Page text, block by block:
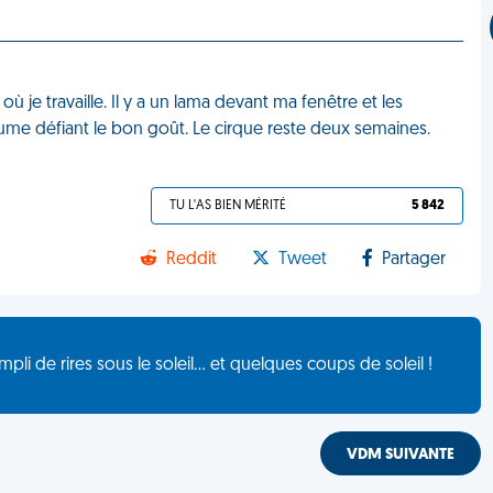
je travaille. Il y a un lama devant ma fenêtre et les
défiant le bon goût. Le cirque reste deux semaines.
TU L'AS BIEN MÉRITÉ 5 842
Reddit Tweet Partager
de rires sous le soleil... et quelques coups de soleil !
VDM SUIVANTE